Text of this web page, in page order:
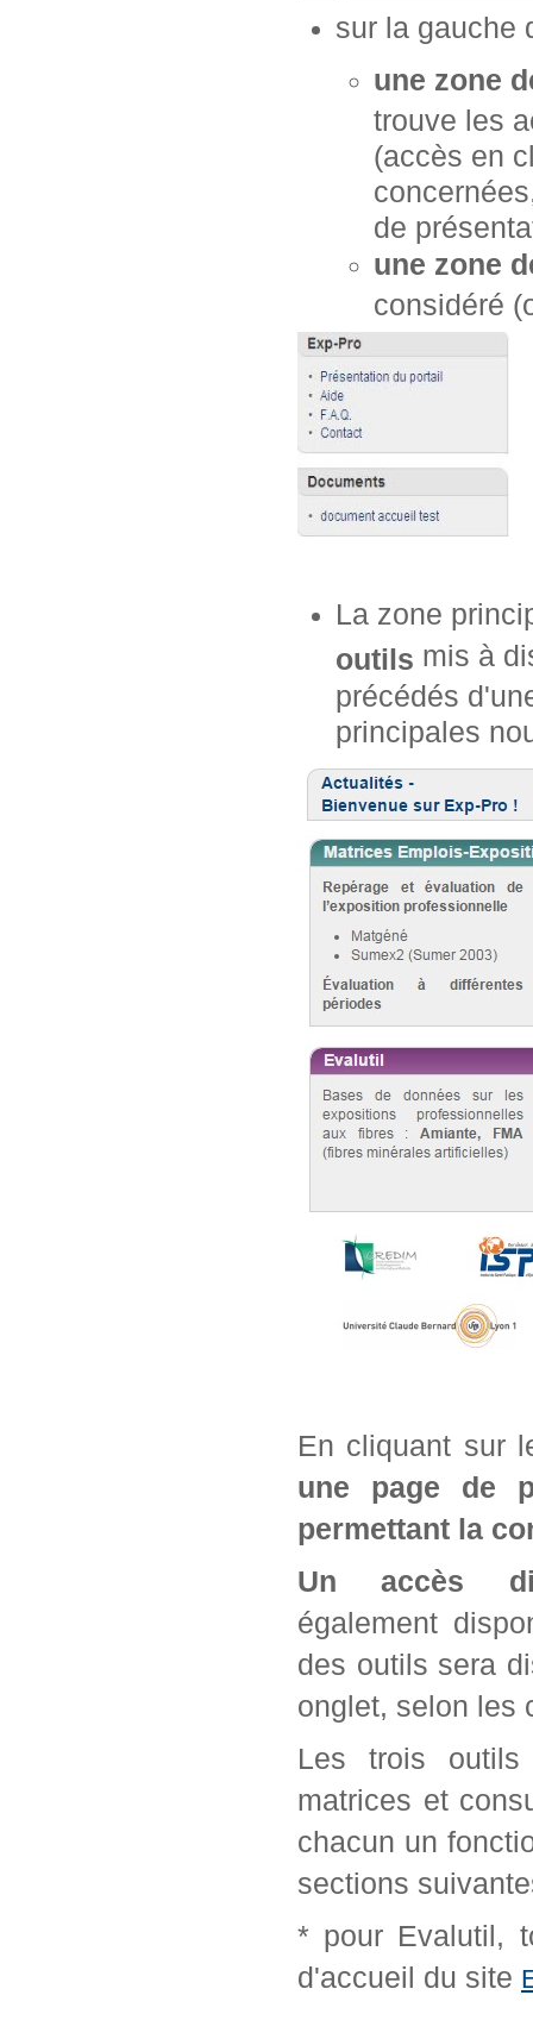
sur la gauche
une zone
trouve les
(accès en
de
une zone
considéré
La zone
outils mis à
précédés
principales
En cliquant sur
une page de
permettant la
Un accès
également
des outils sera
onglet, selon les
Les trois outils
matrices et
chacun un
sections
* pour Evalutil,
d'accueil du site